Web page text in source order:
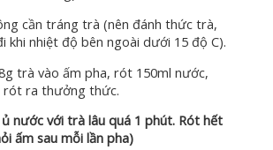
cần tráng trà (nên đánh thức trà,
khi nhiệt độ bên ngoài dưới 15 độ C).
trà vào ấm pha, rót 150ml nước,
rót ra thưởng thức.
nước với trà lâu quá 1 phút. Rót hết
ấm sau mỗi lần pha)